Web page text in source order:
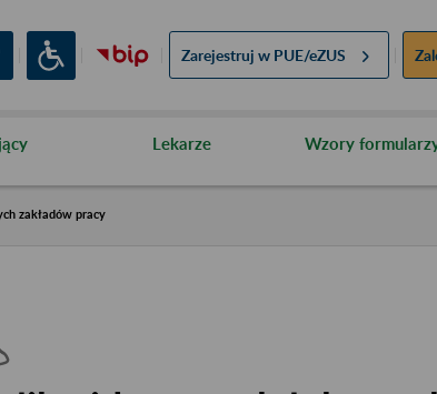
Zarejestruj w PUE/eZUS
Lekarze Wzory
zakładów pracy